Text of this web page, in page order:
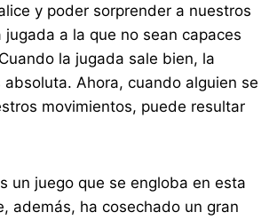
y poder sorprender a nuestros
jugada a la que no sean capaces
la jugada sale bien, la
Ahora, cuando alguien se
movimientos, puede resultar
un juego que se engloba en esta
además, ha cosechado un gran